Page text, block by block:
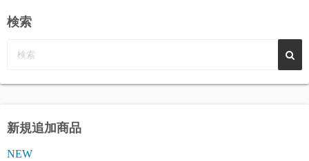
検索
新規追加商品
NEW